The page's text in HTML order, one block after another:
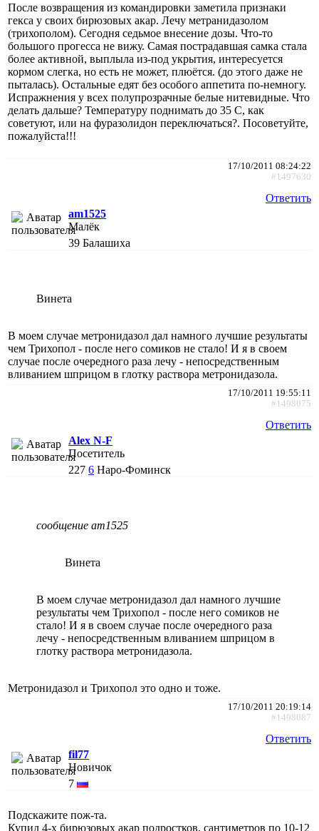
После возвращения из командировки заметила признаки
гекса у своих бирюзовых акар. Лечу метранидазолом
(трихополом). Сегодня седьмое внесение дозы. Что-то
большого прогесса не вижу. Самая пострадавшая самка стала
более активной, выплыла из-под укрытия, интересуется
кормом слегка, но есть не может, плюётся. (до этого даже не
пыталась). Остальные едят без особого аппетита по-немногу.
Испражнения у всех полупрозрачные белые нитевидные. Что
делать дальше? Температуру поднимать до 35 С, как
советуют, или на фуразолидон переключаться?. Посоветуйте,
пожалуйста!!!
17/10/2011 08:24:22
#1497630
Ответить
am1525
Малёк
39 Балашиха
Винета
В моем случае метронидазол дал намного лучшие результаты
чем Трихопол - после него сомиков не стало! И я в своем
случае после очередного раза лечу - непосредственным
вливанием шприцом в глотку раствора метронидазола.
17/10/2011 19:55:11
#1498075
Ответить
Alex N-F
Посетитель
227 6 Наро-Фоминск
сообщение am1525
Винета
В моем случае метронидазол дал намного лучшие
результаты чем Трихопол - после него сомиков не
стало! И я в своем случае после очередного раза
лечу - непосредственным вливанием шприцом в
глотку раствора метронидазола.
Метронидазол и Трихопол это одно и тоже.
17/10/2011 20:19:14
#1498087
Ответить
fil77
Новичок
7
Подскажите пож-та.
Купил 4-х бирюзовых акар подростков, сантиметров по 10-12